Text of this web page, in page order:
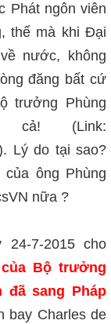
Phát ngôn viên
thế mà khi Đại
nước, không
đăng bất cứ
trưởng Phùng
cả! (Link:
Lý do tại sao?
ông Phùng
nữa ?
7-2015 cho
Bộ trưởng
đã sang Pháp
bay Charles de